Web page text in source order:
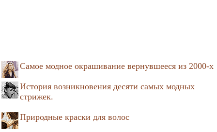
Самое модное окрашивание вернувшееся из 2000-х
История возникновения десяти самых модных
стрижек.
Природные краски для волос